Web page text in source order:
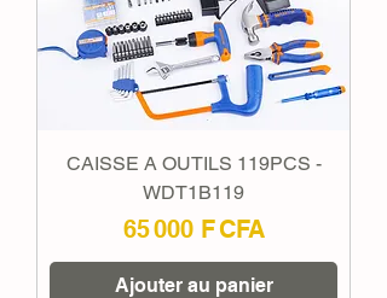
CAISSE A OUTILS 119PCS -
WDT1B119
Prix
65 000 F CFA
Ajouter au panier